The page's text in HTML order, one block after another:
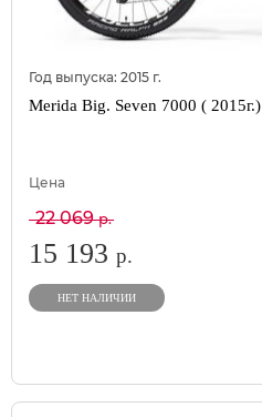
Год выпуска: 2015 г.
Merida Big. Seven 7000 ( 2015г.)
Цена
22 069р.
15 193 р.
НЕТ НАЛИЧИИ